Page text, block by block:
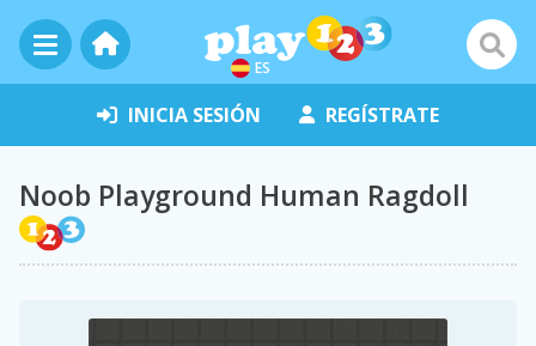
ES
INICIA SESIÓN REGÍSTRATE
Noob Playground Human Ragdoll